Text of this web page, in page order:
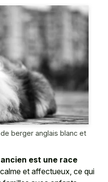
berger anglais blanc et
est une race
et affectueux, ce qui